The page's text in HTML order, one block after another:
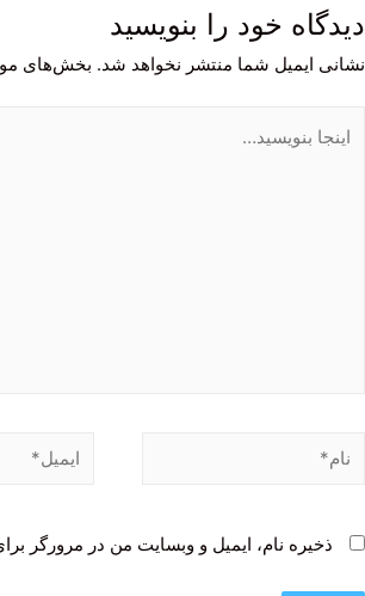
دیدگاه‌ خود را بنویسید
نشانی ایمیل شما منتشر نخواهد شد. بخش‌های
بنویسید…
نام* ایمیل*
ذخیره نام، ایمیل و وبسایت من در مرورگر